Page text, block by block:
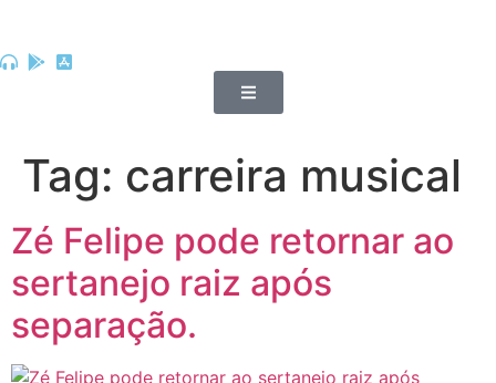
Tag: carreira musical
Zé Felipe pode retornar ao
sertanejo raiz após
separação.